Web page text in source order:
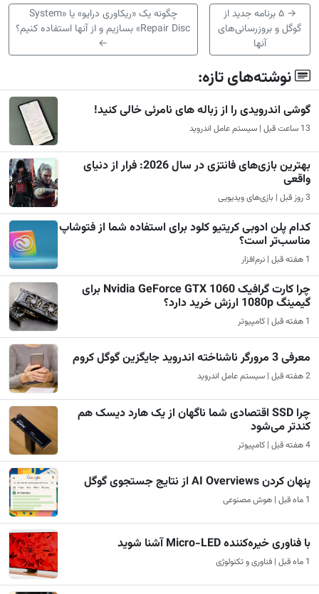
→
۵ برنامه جدید از
گوگل و بروزرسانی‌های
آنها
چگونه یک «ریکاوری درایو» یا «System
Repair Disc» بسازیم و از آنها استفاده کنیم؟
←
نوشته‌های تازه:
گوشی اندرویدی را از زباله های نامرئی خالی کنید!
13 ساعت قبل | سیستم عامل اندروید
بهترین بازی‌های فانتزی در سال 2026: فرار از دنیای
واقعی
3 روز قبل | بازی‌های ویدیویی
کدام پلن ادوبی کریتیو کلود برای استفاده شما از فتوشاپ
مناسب‌تر است؟
1 هفته قبل | نرم‌افزار
چرا کارت گرافیک Nvidia GeForce GTX 1060 برای
گیمینگ 1080p ارزش خرید دارد؟
1 هفته قبل | کامپیوتر
معرفی 3 مرورگر ناشناخته اندروید جایگزین گوگل کروم
2 هفته قبل | سیستم عامل اندروید
چرا SSD اقتصادی شما ناگهان از یک هارد دیسک هم
کندتر می‌شود
4 هفته قبل | کامپیوتر
پنهان کردن AI Overviews از نتایج جستجوی گوگل
1 ماه قبل | هوش مصنوعی
با فناوری خیره‌کننده Micro-LED آشنا شوید
1 ماه قبل | فناوری و تکنولوژی